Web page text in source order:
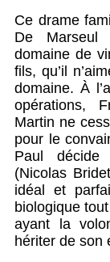
Ce drame
De Marseul
domaine de
fils, qu’il
domaine. À
opérations,
Martin ne
pour le
Paul décide
(Nicolas
idéal et
biologique
ayant la
hériter de son